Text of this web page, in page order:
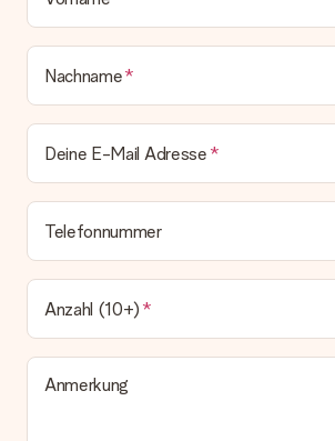
Nachname
Deine E-Mail Adresse
Telefonnummer
Anzahl (10+)
Anmerkung